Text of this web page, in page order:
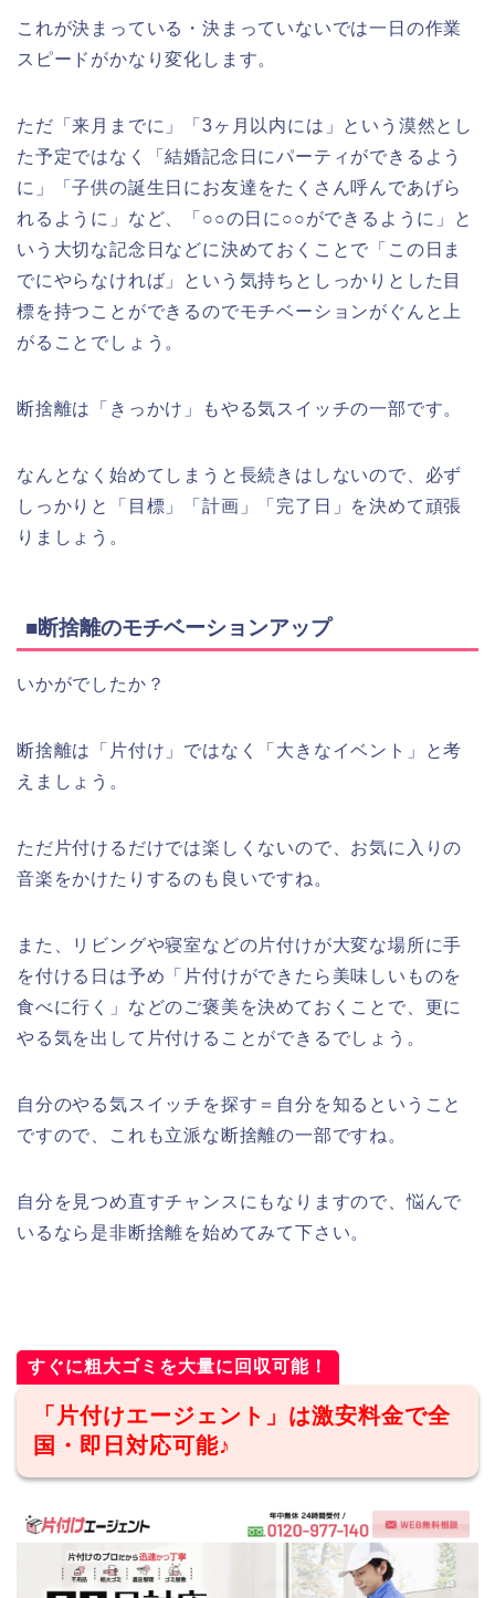
これが決まっている・決まっていないでは一日の作業
スピードがかなり変化します。
ただ「来月までに」「3ヶ月以内には」という漠然とし
た予定ではなく「結婚記念日にパーティができるよう
に」「子供の誕生日にお友達をたくさん呼んであげら
れるように」など、「○○の日に○○ができるように」と
いう大切な記念日などに決めておくことで「この日ま
でにやらなければ」という気持ちとしっかりとした目
標を持つことができるのでモチベーションがぐんと上
がることでしょう。
断捨離は「きっかけ」もやる気スイッチの一部です。
なんとなく始めてしまうと長続きはしないので、必ず
しっかりと「目標」「計画」「完了日」を決めて頑張
りましょう。
■断捨離のモチベーションアップ
いかがでしたか？
断捨離は「片付け」ではなく「大きなイベント」と考
えましょう。
ただ片付けるだけでは楽しくないので、お気に入りの
音楽をかけたりするのも良いですね。
また、リビングや寝室などの片付けが大変な場所に手
を付ける日は予め「片付けができたら美味しいものを
食べに行く」などのご褒美を決めておくことで、更に
やる気を出して片付けることができるでしょう。
自分のやる気スイッチを探す＝自分を知るということ
ですので、これも立派な断捨離の一部ですね。
自分を見つめ直すチャンスにもなりますので、悩んで
いるなら是非断捨離を始めてみて下さい。
すぐに粗大ゴミを大量に回収可能！
「片付けエージェント」は激安料金で全
国・即日対応可能♪